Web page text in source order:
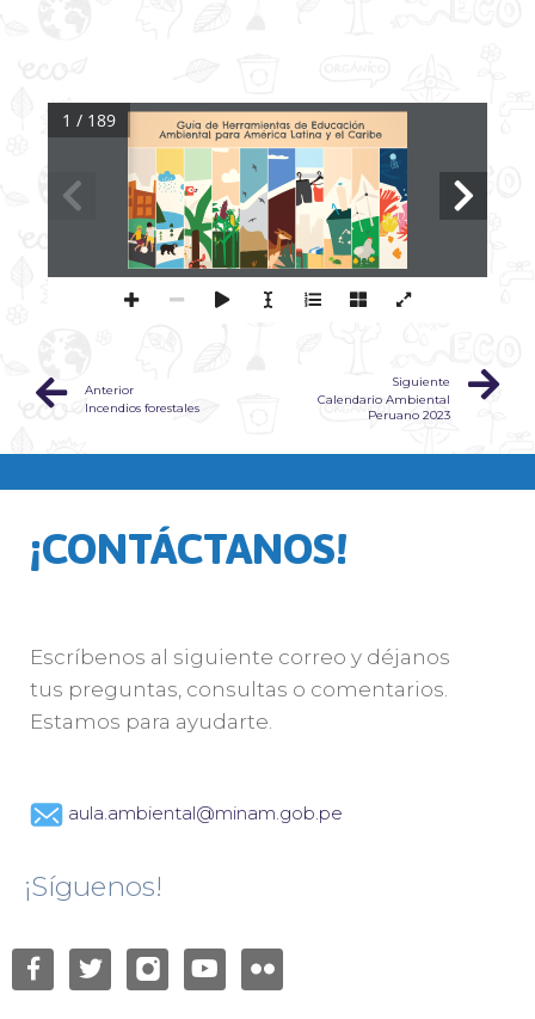
1 / 189
Anterior
Incendios forestales
Siguiente
Calendario Ambiental
Peruano 2023
¡CONTÁCTANOS!
Escríbenos al siguiente correo y déjanos
tus preguntas, consultas o comentarios.
Estamos para ayudarte.
aula.ambiental@minam.gob.pe
¡Síguenos!